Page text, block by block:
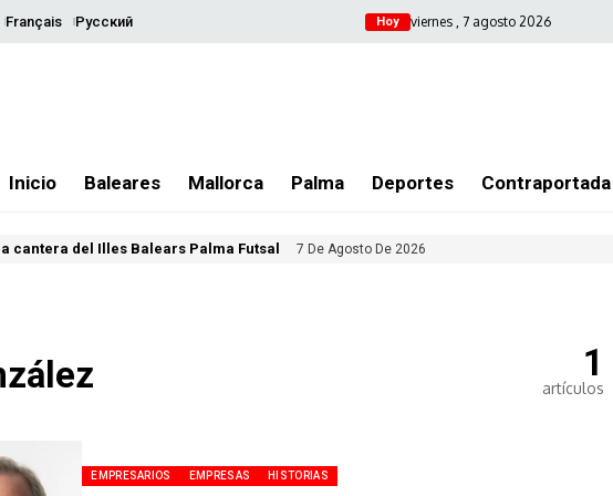
Français Русский Hoy viernes , 7 agosto 2026
Inicio Baleares Mallorca Palma Deportes Contraportada
cantera del Illes Balears Palma Futsal 7 De Agosto De 2026
1
artículos
EMPRESARIOS EMPRESAS HISTORIAS